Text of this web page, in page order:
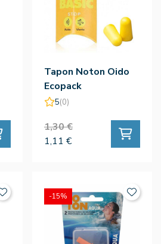
Tapon Noton Oido
Ecopack
5(0)
1,30 €
1,11 €
-15%